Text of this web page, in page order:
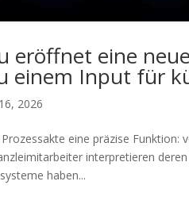
eröffnet eine
einem Input für
2026
eine präzise Funktion:
interpretieren
haben...